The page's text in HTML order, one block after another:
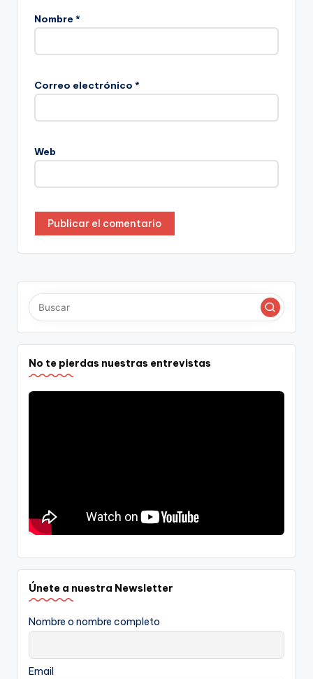
Nombre *
Correo electrónico *
Web
No te pierdas nuestras entrevistas
Únete a nuestra Newsletter
Nombre o nombre completo
Email